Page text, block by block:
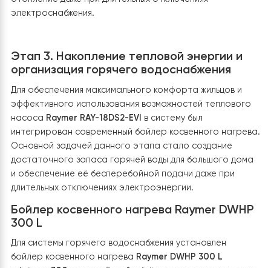
компонентов в будущем. Такой подход позволяет
котельной.
Автоматическое переключение между
режимами
После завершения монтажа система получила
возможность автоматически переключаться между
режимами отопления и приготовления горячей воды.
этот процесс отвечает трёхходовой клапан,
управляется автоматикой теплового насоса.
этому пользователю не требуется вручную изменять
режимы работы — система самостоятельно
текущую потребность в тепловой энергии и
обеспечивает как стабильное отопление, так и
бесперебойное горячее водоснабжение.